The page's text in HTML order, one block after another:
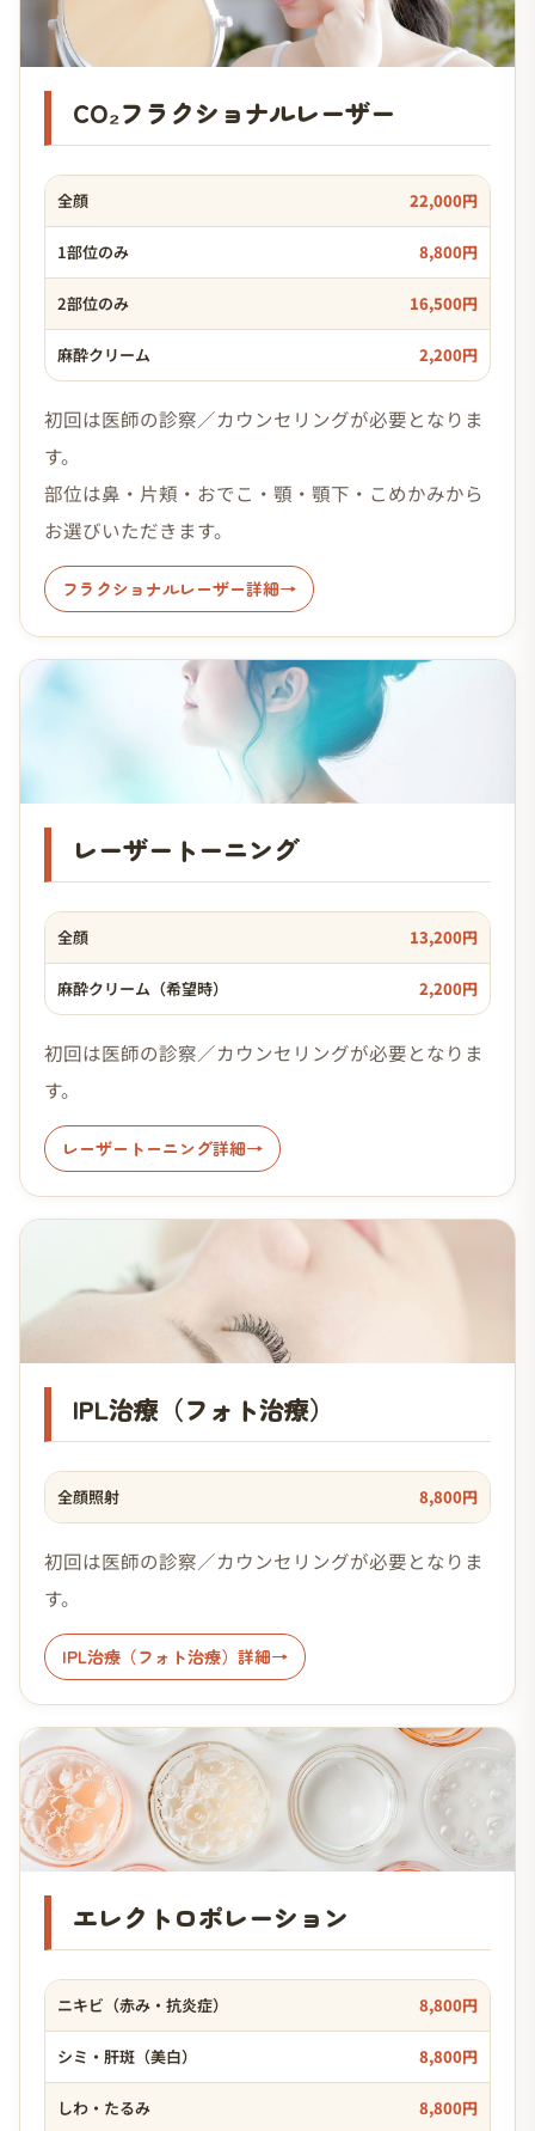
CO₂フラクショナルレーザー
全顔 22,000円
1部位のみ 8,800円
2部位のみ 16,500円
麻酔クリーム 2,200円
初回は医師の診察／カウンセリングが必要となりま
す。
部位は鼻・片頬・おでこ・顎・顎下・こめかみから
お選びいただきます。
フラクショナルレーザー詳細
レーザートーニング
全顔 13,200円
麻酔クリーム（希望時） 2,200円
初回は医師の診察／カウンセリングが必要となりま
す。
レーザートーニング詳細
IPL治療（フォト治療）
全顔照射 8,800円
初回は医師の診察／カウンセリングが必要となりま
す。
IPL治療（フォト治療）詳細
エレクトロポレーション
ニキビ（赤み・抗炎症） 8,800円
シミ・肝斑（美白） 8,800円
しわ・たるみ 8,800円